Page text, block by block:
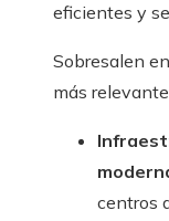
eficientes y
Sobresalen
más
centros